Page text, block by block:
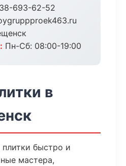
693-62-52
Пн-Сб: 08:00-19:00
в
быстро и
мастера,